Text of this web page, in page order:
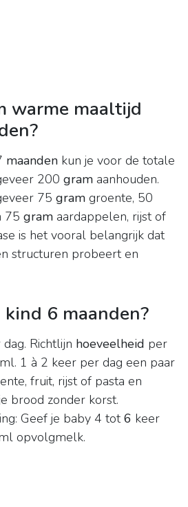
warme maaltijd
maanden kun je voor de totale
200 gram aanhouden.
75 gram groente, 50
75 gram aardappelen, rijst of
is het vooral belangrijk dat
structuren probeert en
6 maanden?
Richtlijn hoeveelheid per
1 à 2 keer per dag een paar
fruit, rijst of pasta en
brood zonder korst.
Geef je baby 4 tot6 keer
opvolgmelk.